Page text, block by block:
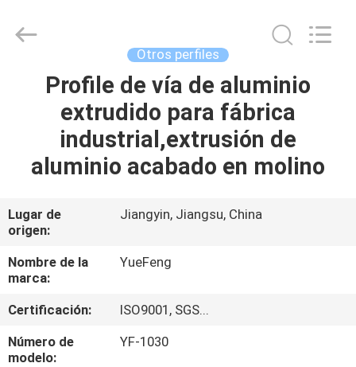
INICIO
PRODUCTOS
NOSOTROS
VISITA
A
LA
FÁBRICA
Rights
Reserved.
Otros perfiles
Profile de vía de aluminio
extrudido para fábrica
industrial,extrusión de
aluminio acabado en molino
Lugar de
origen:
Jiangyin, Jiangsu, China
Nombre de la
marca:
YueFeng
Certificación:
ISO9001, SGS...
Número de
modelo:
YF-1030